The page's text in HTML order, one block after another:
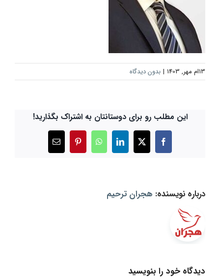
13ام مهر, 1403 | بدون دیدگاه
این مطلب رو برای دوستانتان به اشتراک بگذارید!
Facebook
X
LinkedIn
WhatsApp
Pinterest
درباره نویسنده: هجران ترحیم
دیدگاه خود را بنویسید